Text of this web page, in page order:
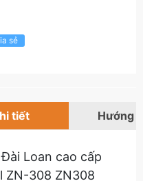
sẻ
tiết Hướng
Loan cao cấp
ZN-308 ZN308